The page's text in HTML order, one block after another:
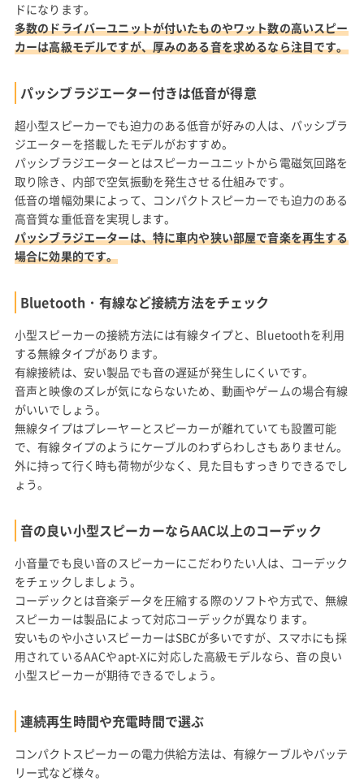
ドになります。
多数のドライバーユニットが付いたものやワット数の高いスピー
カーは高級モデルですが、厚みのある音を求めるなら注目です。
パッシブラジエーター付きは低音が得意
超小型スピーカーでも迫力のある低音が好みの人は、パッシブラ
ジエーターを搭載したモデルがおすすめ。
パッシブラジエーターとはスピーカーユニットから電磁気回路を
取り除き、内部で空気振動を発生させる仕組みです。
低音の増幅効果によって、コンパクトスピーカーでも迫力のある
高音質な重低音を実現します。
パッシブラジエーターは、特に車内や狭い部屋で音楽を再生する
場合に効果的です。
Bluetooth・有線など接続方法をチェック
小型スピーカーの接続方法には有線タイプと、Bluetoothを利用
する無線タイプがあります。
有線接続は、安い製品でも音の遅延が発生しにくいです。
音声と映像のズレが気にならないため、動画やゲームの場合有線
がいいでしょう。
無線タイプはプレーヤーとスピーカーが離れていても設置可能
で、有線タイプのようにケーブルのわずらわしさもありません。
外に持って行く時も荷物が少なく、見た目もすっきりできるでし
ょう。
音の良い小型スピーカーならAAC以上のコーデック
小音量でも良い音のスピーカーにこだわりたい人は、コーデック
をチェックしましょう。
コーデックとは音楽データを圧縮する際のソフトや方式で、無線
スピーカーは製品によって対応コーデックが異なります。
安いものや小さいスピーカーはSBCが多いですが、スマホにも採
用されているAACやapt-Xに対応した高級モデルなら、音の良い
小型スピーカーが期待できるでしょう。
連続再生時間や充電時間で選ぶ
コンパクトスピーカーの電力供給方法は、有線ケーブルやバッテ
リー式など様々。